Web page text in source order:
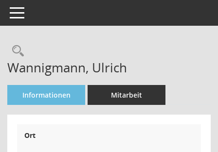
Toggle navigation
Rechercheauswahl
Wannigmann, Ulrich
Informationen Mitarbeit
Ort